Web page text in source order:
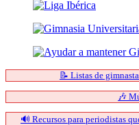
📝 Listas de
🎶
🔊 Recursos para periodistas